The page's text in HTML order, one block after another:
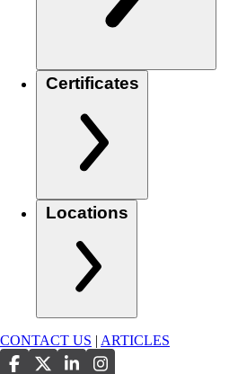
Certificates
Locations
CONTACT US ARTICLES